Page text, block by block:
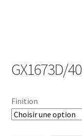
GX1673D/40
Finition